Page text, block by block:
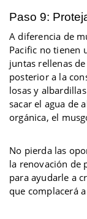
Paso 9:
A diferencia de
Pacific no tienen
juntas rellenas
posterior a la
losas y
sacar el agua de
orgánica, el
No pierda las
la renovación de
para ayudarle a
que complacerá